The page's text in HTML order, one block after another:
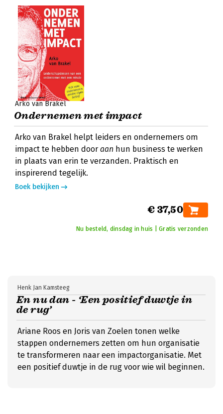
Arko van Brakel
Ondernemen met impact
Arko van Brakel helpt leiders en ondernemers om
impact te hebben dooraan hun business te werken
in plaats van erin te verzanden. Praktisch en
inspirerend tegelijk.
Boek bekijken
€ 37,50
Nu besteld, dinsdag in huis | Gratis verzonden
En nu dan - ‘Een positief duwtje in
de rug’
Henk Jan Kamsteeg
Ariane Roos en Joris van Zoelen tonen welke
stappen ondernemers zetten om hun organisatie
te transformeren naar een impactorganisatie. Met
een positief duwtje in de rug voor wie wil beginnen.